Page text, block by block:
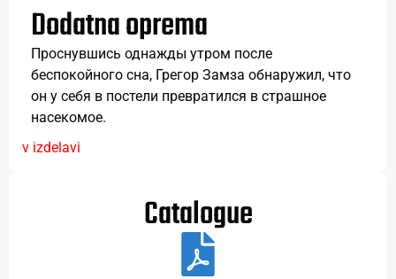
Dodatna oprema
Проснувшись однажды утром после
беспокойного сна, Грегор Замза обнаружил, что
он у себя в постели превратился в страшное
насекомое.
v izdelavi
Catalogue